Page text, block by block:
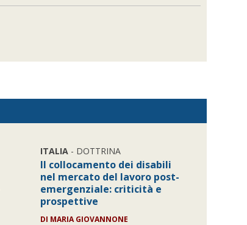
ITALIA- DOTTRINA
Il collocamento dei disabili
nel mercato del lavoro post-
emergenziale: criticità e
prospettive
DI MARIA GIOVANNONE